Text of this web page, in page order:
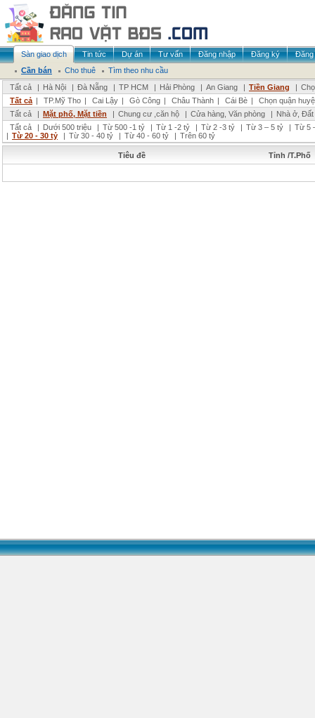
Sàn giao dịch Tin tức Dự án Tư vấn Đăng nhập Đăng ký
Đăng
Cần bán
Cho thuê
Tìm theo nhu cầu
Tất cả
| Hà Nội | Đà Nẵng | TP HCM | Hải Phòng | An Giang | Tiền Giang |
Tất cả | TP.Mỹ Tho | Cai Lậy | Gò Công | Châu Thành | Cái Bè |
Chọn quận
Tất cả
| Mặt phố, Mặt tiền | Chung cư ,căn hộ | Cửa hàng, Văn phòng | Nhà ở,
Tất cả
| Dưới 500 triệu | Từ 500 -1 tỷ | Từ 1 -2 tỷ | Từ 2 -3 tỷ | Từ 3 – 5 tỷ | Từ 5
| Từ 20 - 30 tỷ | Từ 30 - 40 tỷ | Từ 40 - 60 tỷ | Trên 60 tỷ
Tiêu đề Tỉnh /T.Phố